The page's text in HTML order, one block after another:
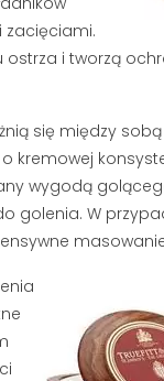
318 wyświetlenia
Kupiłeś luksusowe
piana znika z Twojej
polskich domów
nie...
Czytaj dalej
zacięciami.
ostrza i tworzą
się między
kremowej
wygodą
golenia. W